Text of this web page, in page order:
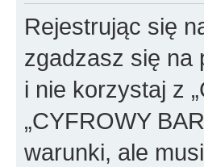
Rejestrując się
zgadzasz się na
i nie korzystaj z
„CYFROWY
warunki, ale